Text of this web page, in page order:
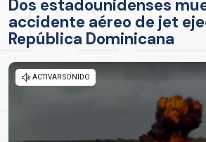
Dos estadounidenses
accidente aéreo de jet
República Dominicana